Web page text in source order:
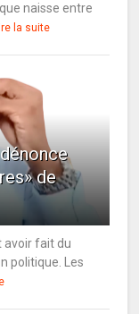
naisse entre
la suite
de
avoir fait du
politique. Les